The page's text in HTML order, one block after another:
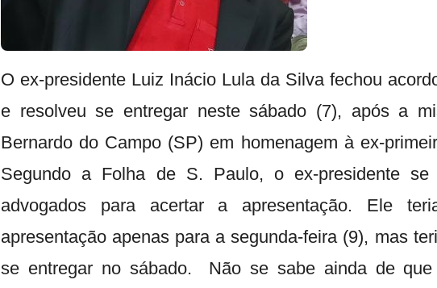
O ex-presidente Luiz Inácio Lula da Silva fechou
e resolveu se entregar neste sábado (7), após a
Bernardo do Campo (SP) em homenagem à ex-
Segundo a Folha de S. Paulo, o ex-presidente
advogados para acertar a apresentação. Ele
apresentação apenas para a segunda-feira (9), mas
se entregar no sábado. Não se sabe ainda de que